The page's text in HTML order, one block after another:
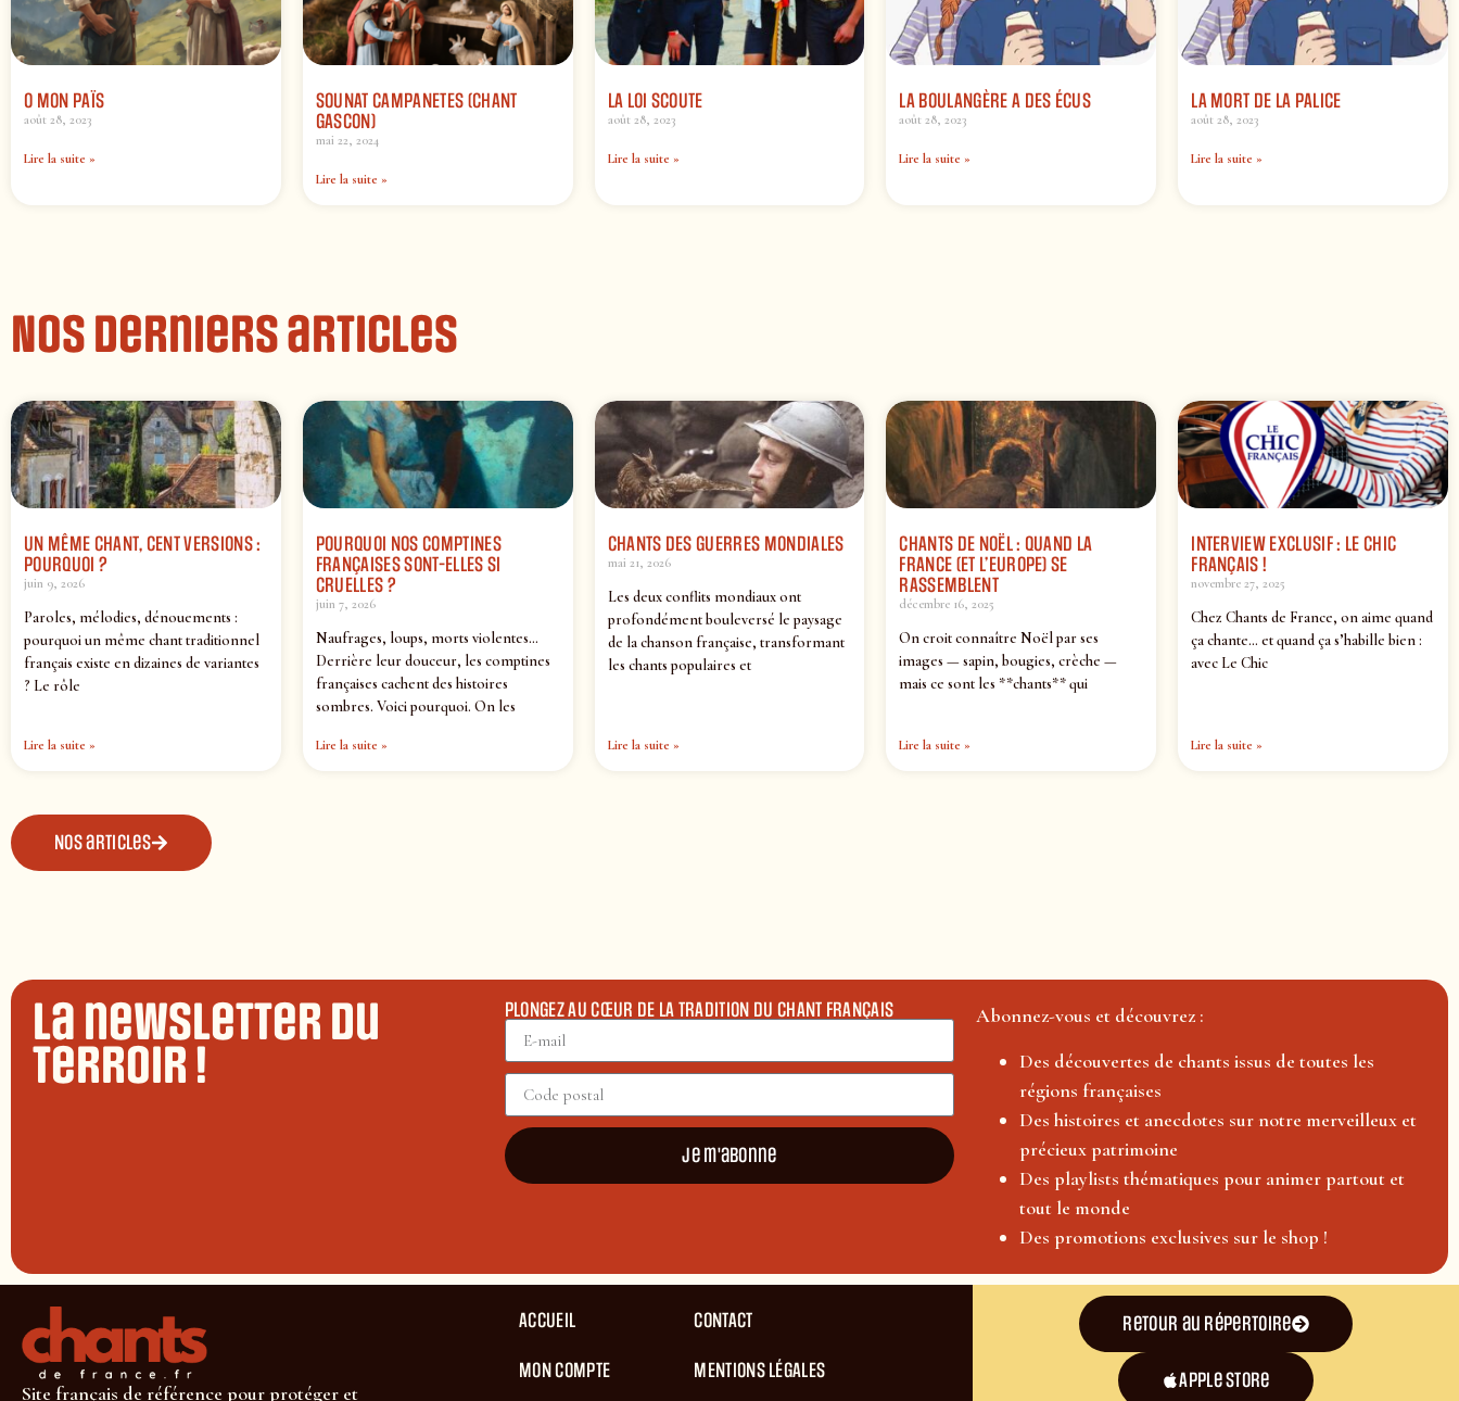
O MON PAÏS
août 28, 2023
Lire la suite »
SOUNAT CAMPANETES (CHANT
GASCON)
mai 22, 2024
Lire la suite »
LA LOI SCOUTE
août 28, 2023
Lire la suite »
LA BOULANGÈRE A DES ÉCUS
août 28, 2023
Lire la suite »
LA MORT DE LA PALICE
août 28, 2023
Lire la suite »
Nos derniers articles
UN MÊME CHANT, CENT VERSIONS :
POURQUOI ?
juin 9, 2026
Paroles, mélodies, dénouements :
pourquoi un même chant traditionnel
français existe en dizaines de variantes
? Le rôle
Lire la suite »
POURQUOI NOS COMPTINES
FRANÇAISES SONT-ELLES SI
CRUELLES ?
juin 7, 2026
Naufrages, loups, morts violentes…
Derrière leur douceur, les comptines
françaises cachent des histoires
sombres. Voici pourquoi. On les
Lire la suite »
CHANTS DES GUERRES MONDIALES
mai 21, 2026
Les deux conflits mondiaux ont
profondément bouleversé le paysage
de la chanson française, transformant
les chants populaires et
Lire la suite »
CHANTS DE NOËL : QUAND LA
FRANCE (ET L’EUROPE) SE
RASSEMBLENT
décembre 16, 2025
On croit connaître Noël par ses
images — sapin, bougies, crèche —
mais ce sont les **chants** qui
Lire la suite »
INTERVIEW EXCLUSIF : LE CHIC
FRANÇAIS !
novembre 27, 2025
Chez Chants de France, on aime quand
ça chante… et quand ça s’habille bien :
avec Le Chic
Lire la suite »
Nos articles
La newsletter du
terroir !
PLONGEZ AU CŒUR DE LA TRADITION DU CHANT FRANÇAIS
Je m'abonne
Abonnez-vous et découvrez :
Des découvertes de chants issus de toutes les
régions françaises
Des histoires et anecdotes sur notre merveilleux et
précieux patrimoine
Des playlists thématiques pour animer partout et
tout le monde
Des promotions exclusives sur le shop !
Site français de référence pour protéger et
ACCUEIL
MON COMPTE
CONTACT
MENTIONS LÉGALES
Retour au répertoire
Apple Store